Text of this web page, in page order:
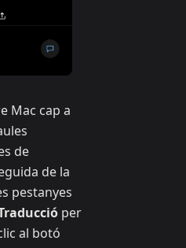
Mac cap a
de
de la
pestanyes
per
al botó